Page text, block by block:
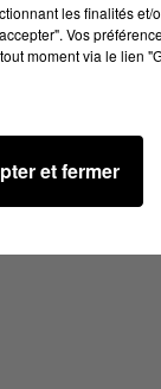
les finalités et/
Vos
moment via le lien
et fermer